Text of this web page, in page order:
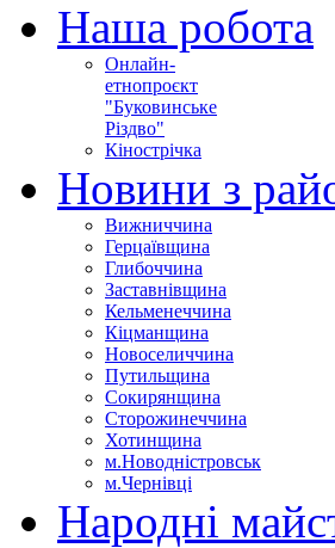
Наша робота
Онлайн-
етнопроєкт
"Буковинське
Різдво"
Кінострічка
Новини з
Вижниччина
Герцаївщина
Глибоччина
Заставнівщина
Кельменеччина
Кіцманщина
Новоселиччина
Путильщина
Сокирянщина
Сторожинеччина
Хотинщина
м.Новодністровськ
м.Чернівці
Народні